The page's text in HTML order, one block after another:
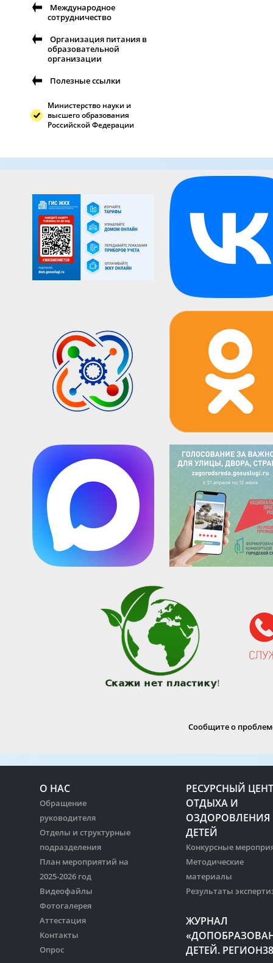
Международное
сотрудничество
Организация питания в
образовательной
организации
Полезные ссылки
Министерство науки и
высшего образования
Российской Федерации
Сообщите о
О НАС
Обращение
руководителя
Отделы и структурные
подразделения
План мероприятий на
2025-2026 год
Видеофайлы
Фотогалерея
Аттестация
Контакты
Опрос
РЕСУРСНЫЙ
ОТДЫХА И
ОЗДОРОВЛЕНИЯ
ДЕТЕЙ
Конкурсные
Методические
материалы
Результаты
ЖУРНАЛ
ДЕТЕЙ.